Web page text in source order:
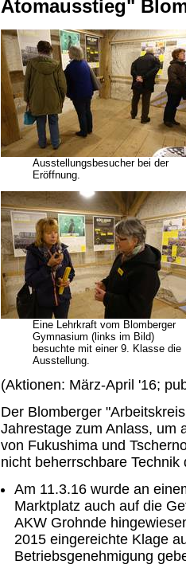
Atomausstieg"
Ausstellungsbesucher bei der
Eröffnung.
Eine Lehrkraft vom Blomberger
Gymnasium (links im Bild)
besuchte mit einer 9. Klasse die
Ausstellung.
(Aktionen: März-April '16;
Der Blomberger
Jahrestage zum Anlass, um
von Fukushima und
nicht beherrschbare
Am 11.3.16 wurde an
Marktplatz auch auf die
AKW Grohnde
2015 eingereichte Klage
Betriebsgenehmigung